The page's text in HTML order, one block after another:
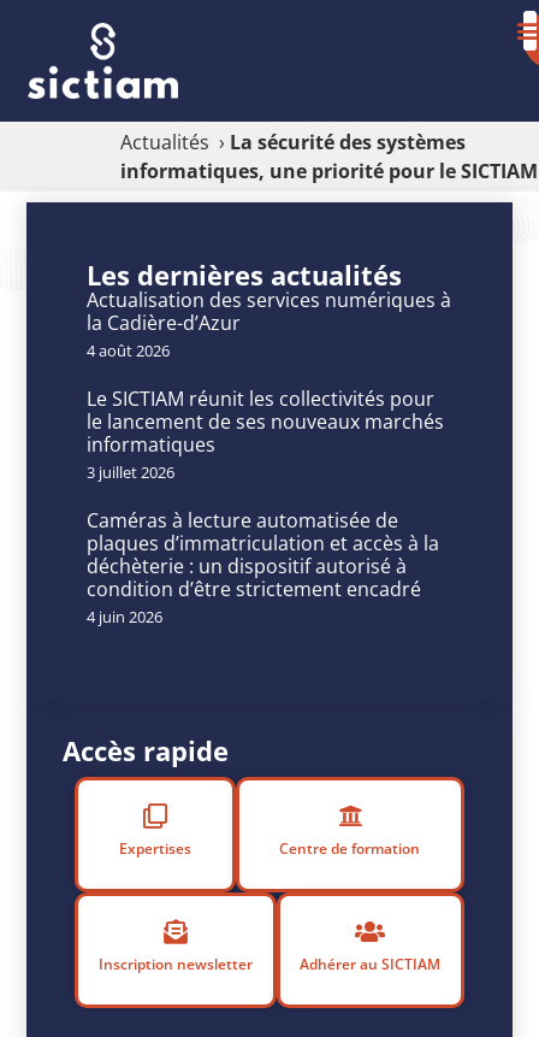
Actualités › La sécurité des systèmes
informatiques, une priorité pour le SICTIAM
sécurité
des
systèmes
informatiques,
une
priorité
pour
SICTIAM
li
é
9
a
t
Les dernières actualités
Actualisation des services numériques à
la Cadière-d’Azur
4 août 2026
Le SICTIAM réunit les collectivités pour
le lancement de ses nouveaux marchés
informatiques
3 juillet 2026
Caméras à lecture automatisée de
plaques d’immatriculation et accès à la
déchèterie : un dispositif autorisé à
condition d’être strictement encadré
4 juin 2026
Accès rapide
Expertises Centre de formation
Inscription newsletter Adhérer au SICTIAM